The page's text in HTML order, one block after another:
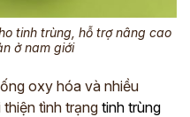
tinh trùng, hỗ trợ nâng cao
ở nam giới
oxy hóa và nhiều
tình trạngtinh trùng